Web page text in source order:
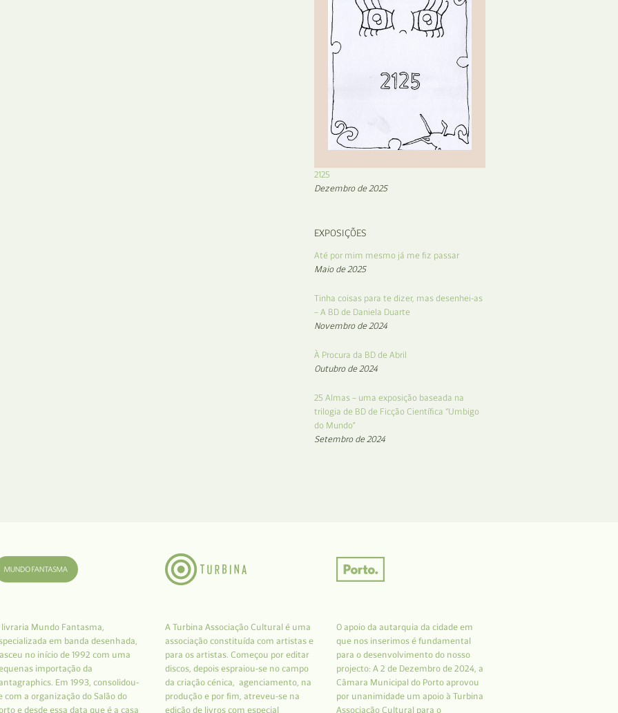
2125
Dezembro de 2025
EXPOSIÇÕES
Até por mim mesmo já me fiz passar
Maio de 2025
Tinha coisas para te dizer, mas desenhei-as
– A BD de Daniela Duarte
Novembro de 2024
À Procura da BD de Abril
Outubro de 2024
25 Almas – uma exposição baseada na
trilogia de BD de Ficção Científica “Umbigo
do Mundo”
Setembro de 2024
livraria Mundo Fantasma,
em banda desenhada,
no início de 1992 com uma
importação da
Em 1993, consolidou-
com a organização do Salão do
e desde essa data que é a casa
A Turbina Associação Cultural é uma
associação constituída com artistas e
para os artistas. Começou por editar
discos, depois espraiou-se no campo
da criação cénica, agenciamento, na
produção e por fim, atreveu-se na
edição de livros com especial
O apoio da autarquia da cidade em
que nos inserimos é fundamental
para o desenvolvimento do nosso
projecto: A 2 de Dezembro de 2024, a
Câmara Municipal do Porto aprovou
por unanimidade um apoio à Turbina
Associação Cultural para o